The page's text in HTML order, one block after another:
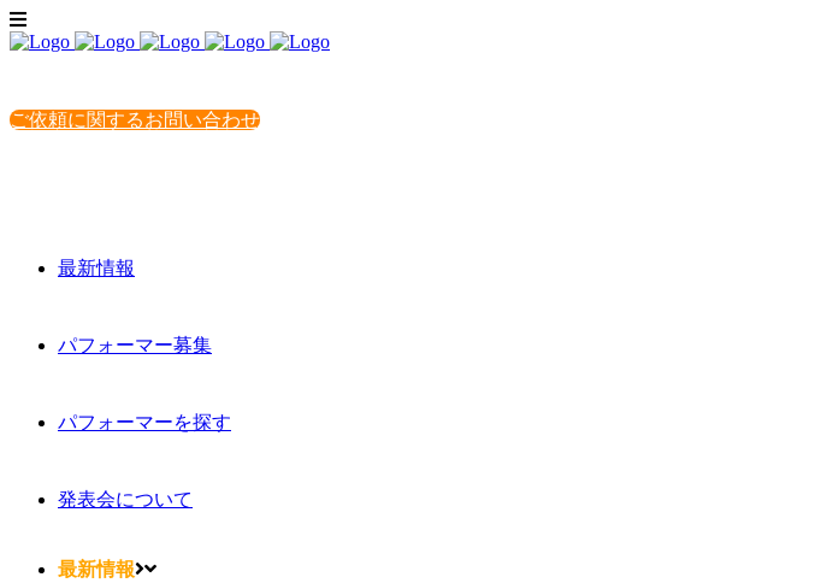
ご依頼に関するお問い合わせ
最新情報
パフォーマー募集
パフォーマーを探す
発表会について
最新情報